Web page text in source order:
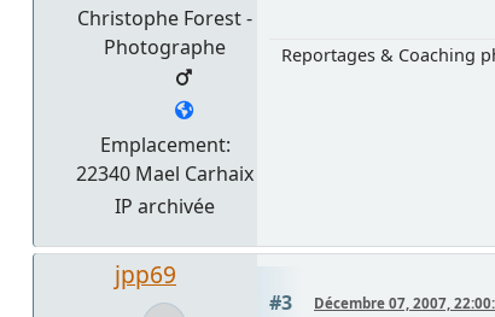
Christophe Forest -
Photographe
Emplacement:
22340 Mael Carhaix
IP archivée
Reportages & Coaching
jpp69
#3 Décembre 07, 2007,